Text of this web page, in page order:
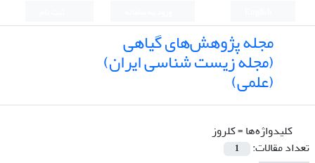
مجله پژوهش‌های گیاهی
(مجله زیست شناسی ایران)
(علمی)
کلیدواژه‌ها =کلروز
تعداد مقالات:
1